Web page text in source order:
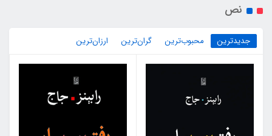
نص
جدیدترین محبوب‌ترین گران‌ترین ارزان‌ترین